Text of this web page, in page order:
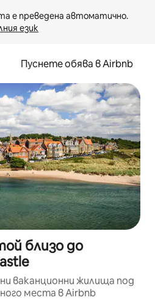
език
Пуснете обява в Airbnb
близо до
ваканционни жилища под
места в Airbnb